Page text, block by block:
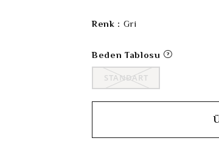
Renk : Gri
Beden Tablosu
STANDART